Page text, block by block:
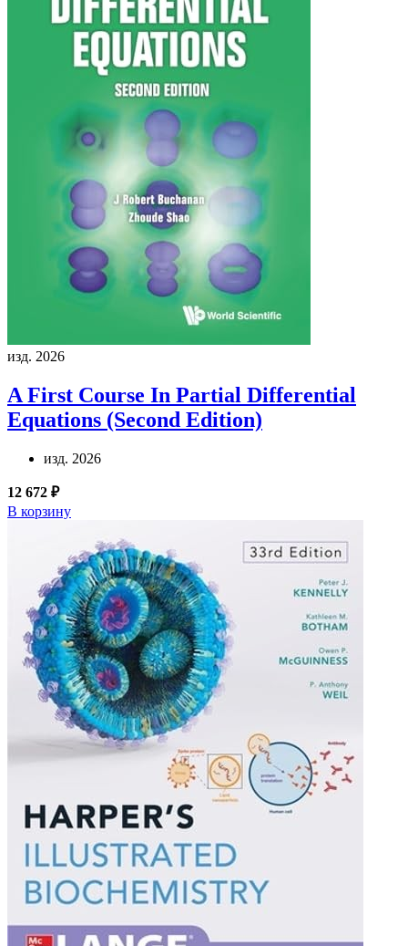
изд. 2026
A First Course In Partial Differential
Equations (Second Edition)
изд. 2026
12 672 ₽
В корзину